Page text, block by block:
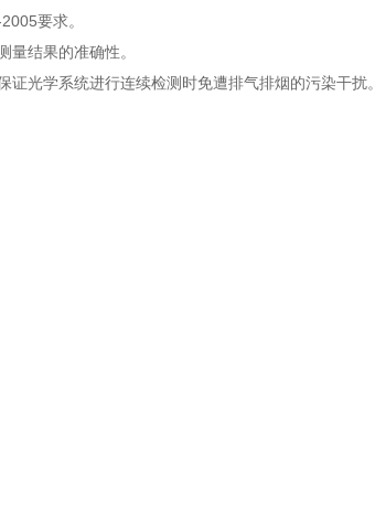
要求。
结果的准确性。
光学系统进行连续检测时免遭排气排烟的污染干扰。